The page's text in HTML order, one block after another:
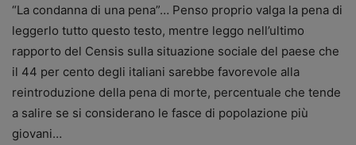
“La condanna di una pena”… Penso proprio valga la pena di
leggerlo tutto questo testo, mentre leggo nell’ultimo
rapporto del Censis sulla situazione sociale del paese che
il 44 per cento degli italiani sarebbe favorevole alla
reintroduzione della pena di morte, percentuale che tende
a salire se si considerano le fasce di popolazione più
giovani…